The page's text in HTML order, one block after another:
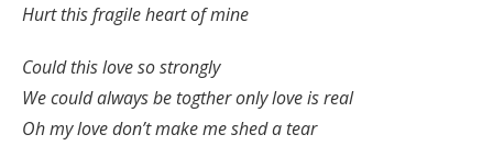
Hurt this fragile heart of mine
Could this love so strongly
We could always be togther only love is real
Oh my love don’t make me shed a tear